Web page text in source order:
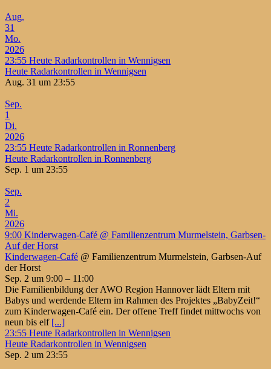
Aug.
31
Mo.
2026
23:55 Heute Radarkontrollen in Wennigsen
Heute Radarkontrollen in Wennigsen
Aug. 31 um 23:55
Sep.
1
Di.
2026
23:55 Heute Radarkontrollen in Ronnenberg
Heute Radarkontrollen in Ronnenberg
Sep. 1 um 23:55
Sep.
2
Mi.
2026
9:00 Kinderwagen-Café @ Familienzentrum Murmelstein, Garbsen-
Auf der Horst
Kinderwagen-Café @ Familienzentrum Murmelstein, Garbsen-Auf
der Horst
Sep. 2 um 9:00 – 11:00
Die Familienbildung der AWO Region Hannover lädt Eltern mit
Babys und werdende Eltern im Rahmen des Projektes „BabyZeit!“
zum Kinderwagen-Café ein. Der offene Treff findet mittwochs von
neun bis elf [...]
23:55 Heute Radarkontrollen in Wennigsen
Heute Radarkontrollen in Wennigsen
Sep. 2 um 23:55